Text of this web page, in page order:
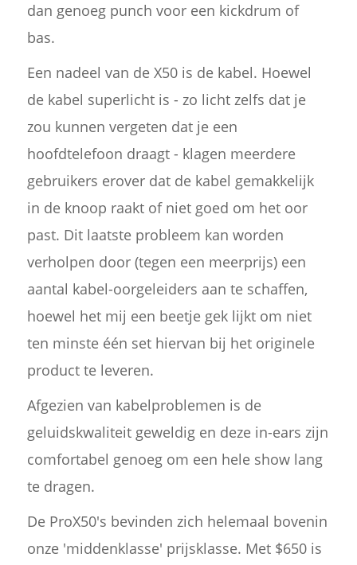
dan genoeg punch voor een kickdrum of
bas.
Een nadeel van de X50 is de kabel. Hoewel
de kabel superlicht is - zo licht zelfs dat je
zou kunnen vergeten dat je een
hoofdtelefoon draagt - klagen meerdere
gebruikers erover dat de kabel gemakkelijk
in de knoop raakt of niet goed om het oor
past. Dit laatste probleem kan worden
verholpen door (tegen een meerprijs) een
aantal kabel-oorgeleiders aan te schaffen,
hoewel het mij een beetje gek lijkt om niet
ten minste één set hiervan bij het originele
product te leveren.
Afgezien van kabelproblemen is de
geluidskwaliteit geweldig en deze in-ears zijn
comfortabel genoeg om een hele show lang
te dragen.
De ProX50's bevinden zich helemaal bovenin
onze 'middenklasse' prijsklasse. Met $650 is